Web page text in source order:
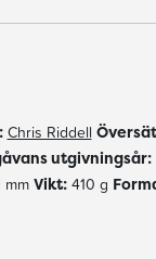
Chris Riddell
utgivningsår:
mm Vikt:410 g